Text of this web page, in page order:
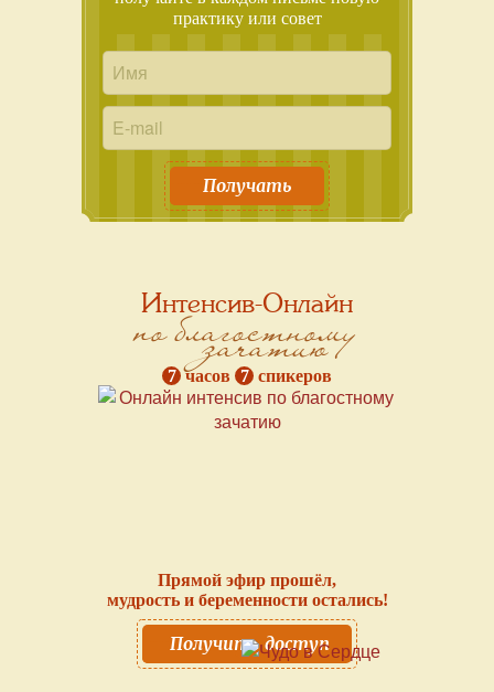
практику или совет
Получать
Интенсив-Онлайн
по благостному
зачатию
7 часов 7 спикеров
Прямой эфир прошёл,
мудрость и беременности остались!
Получить доступ